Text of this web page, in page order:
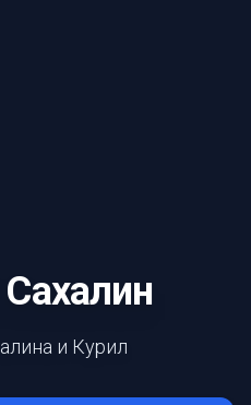
и Курил